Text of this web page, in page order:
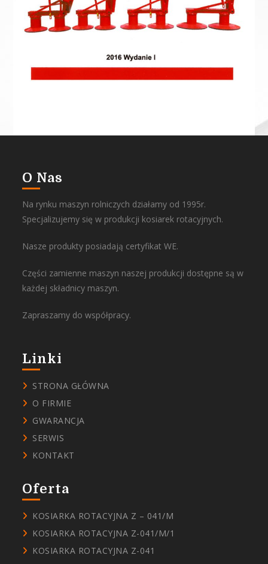
O Nas
Na rynku maszyn rolniczych działamy od 1995r.
Specjalizujemy się w produkcji kosiarek rotacyjnych.
Nasze produkty posiadają certyfikat WE.
Części zamienne maszyn naszej produkcji dostępne są w
każdej składnicy maszyn.
Zapraszamy do współpracy.
Linki
STRONA GŁÓWNA
O FIRMIE
GWARANCJA
SERWIS
KONTAKT
Oferta
KOSIARKA ROTACYJNA Z – 041/M
KOSIARKA ROTACYJNA Z-041/M/1
KOSIARKA ROTACYJNA Z-041